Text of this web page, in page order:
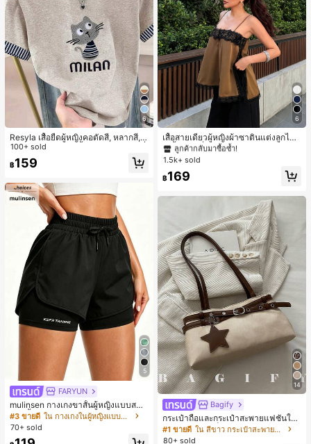
6
Resyla เสื้อยืดผู้หญิงคอตัดสี, หลากสี, ล
ายพิมพ์แมวน่ารัก, เสื้อสำหรับออกไปเที่
ยวฤดูร้อน, ดีไซน์กราฟิก, ความรู้สึกพรีเ
มียม, ลำลองอเนกประสงค์, สวมใส่ประ
เสื้อผ้ากลางแจ้ง
100+ sold
฿159
5
FARYUN
mulinsen กางเกงขาสั้นผู้หญิงแบบสบา
ยๆ สีพื้น หลวม อเนกประสงค์ กางเกงขา
สั้นกีฬา 2-In-1 สำหรับวิ่ง ฟิตเนส และก
ารฝึกซ้อมกีฬาในฤดูร้อน
#3 ขายดี
ใน กางเกงในผู้หญิงแบบแอคทีฟ
70+ sold
6
เสื้อสายเดี่ยวผู้หญิงผ้าซาตินแต่งลูกไม้
- เสื้อสายเดี่ยวฤดูร้อนสีคากีมีรอยผ่าด้า
นข้างที่น่าดึงดูดแบบสบายๆ
#1 ขายดี
ใน สีกากี เสื้อสตรี เสื้อเบลาส์ & Tee
ลูกค้ากลับมาซื้อซ้ำ!
#1 ขายดี
ลูกค้ากลับมาซื้อซ้ำ!
#1 ขายดี
ลูกค้ากลับมาซื้อซ้ำ!
#1 ขายดี
ใน สีกากี เสื้อสตรี เสื้อเบลาส์ & Tee
1.5k+ sold
฿169
14
Bagify
กระเป๋าถือและกระเป๋าสะพายแฟชั่นให
ม่ ตกแต่งด้วยเข็มขัด เหมาะสำหรับงาน
ปาร์ตี้ การรวมตัว การออกไปข้างนอก ก
#1 ขายดี
ใน สีขาว กระเป๋าสะพายผู้หญิง
80+ sold